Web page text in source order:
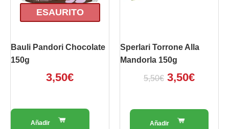
ESAURITO
Bauli Pandori Chocolate
150g
3,50€
Sperlari Torrone Alla
Mandorla 150g
5,50€ 3,50€